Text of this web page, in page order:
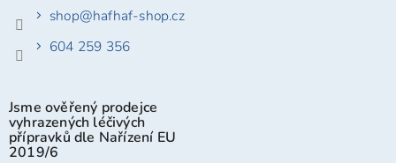
shop@hafhaf-shop.cz
604 259 356
Jsme ověřený prodejce
vyhrazených léčivých
přípravků dle Nařízení EU
2019/6